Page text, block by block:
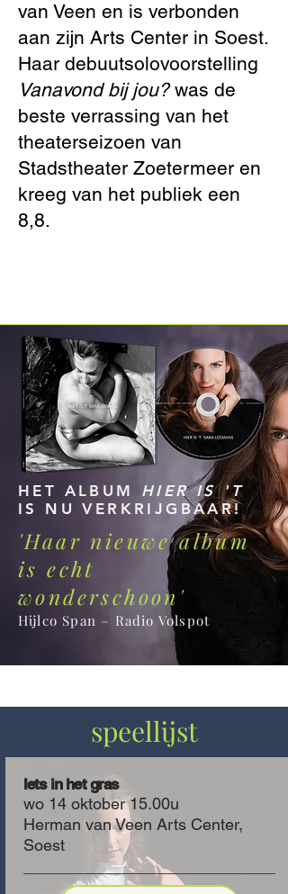
van Veen en is verbonden
aan zijn Arts Center in Soest.
Haar debuutsolovoorstelling
Vanavond bij jou?was de
beste verrassing van het
theaterseizoen van
Stadstheater Zoetermeer en
kreeg van het publiek een
8,8.
HET ALBUM HIER IS 'T
IS NU VERKRIJGBAAR!
'Haar nieuwe album
is echt
wonderschoon'
Hijlco Span – Radio Volspot
Iets in het gras
wo 14 oktober 15.00u
Herman van Veen Arts Center,
Soest
speellijst